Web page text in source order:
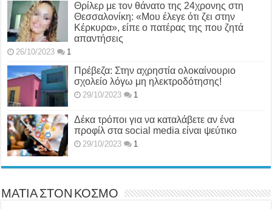
Θρίλερ με τον θάνατο της 24χρονης στη
Θεσσαλονίκη: «Μου έλεγε ότι ζει στην
Κέρκυρα», είπε ο πατέρας της που ζητά
απαντήσεις
26/10/2023 1
Πρέβεζα: Στην αχρηστία ολοκαίνουριο
σχολείο λόγω μη ηλεκτροδότησης!
29/10/2023 1
Δέκα τρόποι για να καταλάβετε αν ένα
προφίλ στα social media είναι ψεύτικο
29/10/2023 1
ΜΑΤΙΑ ΣΤΟΝ ΚΟΣΜΟ